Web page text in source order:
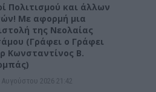
Πολιτισμού και άλλων
Mε αφορμή μια
της Νεολαίας
(Γράφει ο Γράφει
Κωνσταντίνος Β.
Αυγούστου 2026 21:42